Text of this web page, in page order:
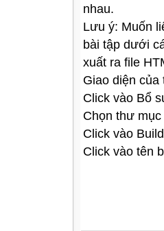
nhau.
Lưu ý: Muốn
bài tập dưới
xuất ra file
Giao diện
Click vào Bổ
Chọn thư
Click vào
Click vào tên